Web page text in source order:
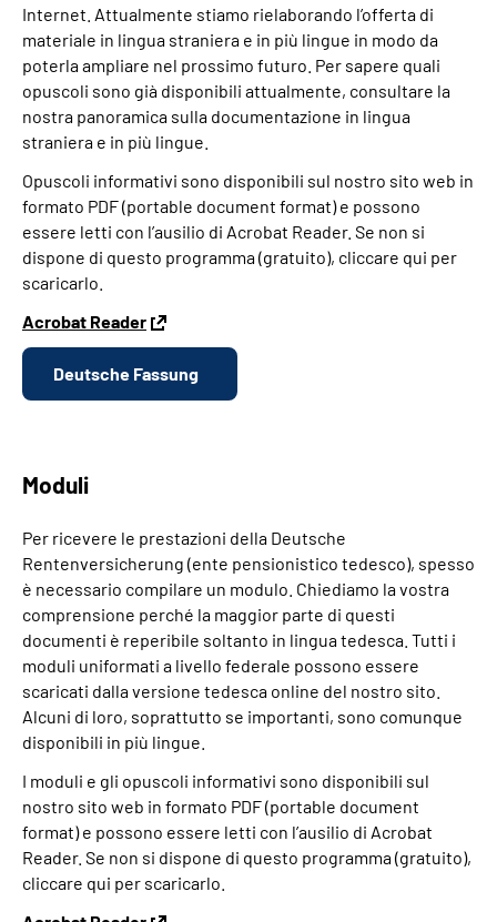
Internet. Attualmente stiamo rielaborando l’offerta di
materiale in lingua straniera e in più lingue in modo da
poterla ampliare nel prossimo futuro. Per sapere quali
opuscoli sono già disponibili attualmente, consultare la
nostra panoramica sulla documentazione in lingua
straniera e in più lingue.
Opuscoli informativi sono disponibili sul nostro sito web in
formato PDF (portable document format) e possono
essere letti con l’ausilio di Acrobat Reader. Se non si
dispone di questo programma (gratuito), cliccare qui per
scaricarlo.
Acrobat Reader
Deutsche Fassung
Moduli
Per ricevere le prestazioni della Deutsche
Rentenversicherung (ente pensionistico tedesco), spesso
è necessario compilare un modulo. Chiediamo la vostra
comprensione perché la maggior parte di questi
documenti è reperibile soltanto in lingua tedesca. Tutti i
moduli uniformati a livello federale possono essere
scaricati dalla versione tedesca online del nostro sito.
Alcuni di loro, soprattutto se importanti, sono comunque
disponibili in più lingue.
I moduli e gli opuscoli informativi sono disponibili sul
nostro sito web in formato PDF (portable document
format) e possono essere letti con l’ausilio di Acrobat
Reader. Se non si dispone di questo programma (gratuito),
cliccare qui per scaricarlo.